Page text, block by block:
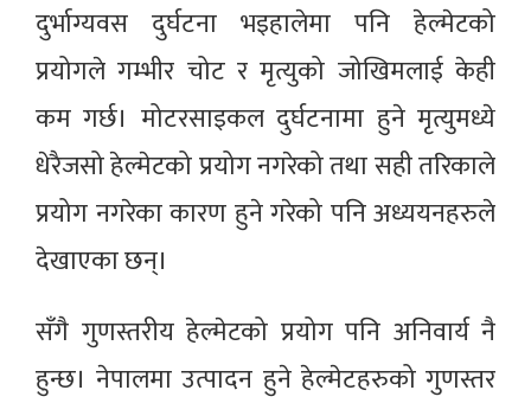
दुर्भाग्यवस दुर्घटना भइहालेमा पनि हेल्मेटको
प्रयोगले गम्भीर चोट र मृत्युको जोखिमलाई केही
कम गर्छ। मोटरसाइकल दुर्घटनामा हुने मृत्युमध्ये
धेरैजसो हेल्मेटको प्रयोग नगरेको तथा सही तरिकाले
प्रयोग नगरेका कारण हुने गरेको पनि अध्ययनहरुले
देखाएका छन्।
सँगै गुणस्तरीय हेल्मेटको प्रयोग पनि अनिवार्य नै
हुन्छ। नेपालमा उत्पादन हुने हेल्मेटहरुको गुणस्तर